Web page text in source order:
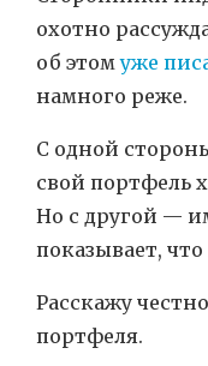
охотно
об этомуже
намного реже.
С одной
свой портфель
Но с другой —
показывает,
Расскажу
портфеля.